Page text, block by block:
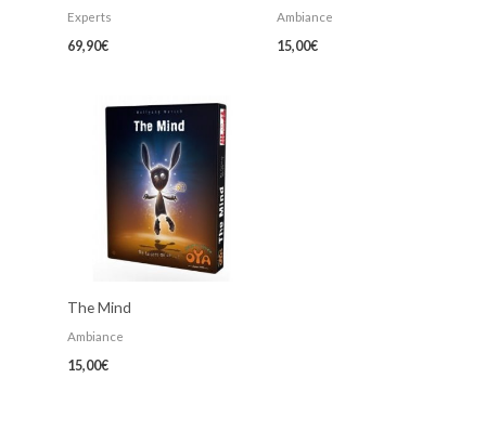
Experts
69,90€
Ambiance
15,00€
The Mind
Ambiance
15,00€